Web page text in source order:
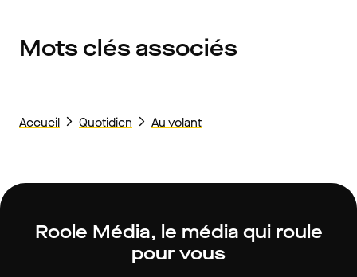
Mots clés associés
Accueil Quotidien Au volant
Roole Média, le média qui roule
pour vous